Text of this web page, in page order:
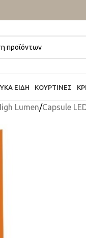
ΕΊΔΗ ΚΟΥΡΤΊΝΕΣ
Lumen/Capsule